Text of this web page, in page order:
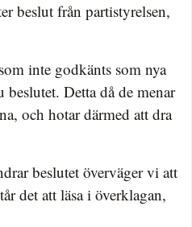
beslut från partistyrelsen,
inte godkänts som nya
Detta då de menar
och hotar därmed att dra
beslutet överväger vi att
det att läsa i överklagan,